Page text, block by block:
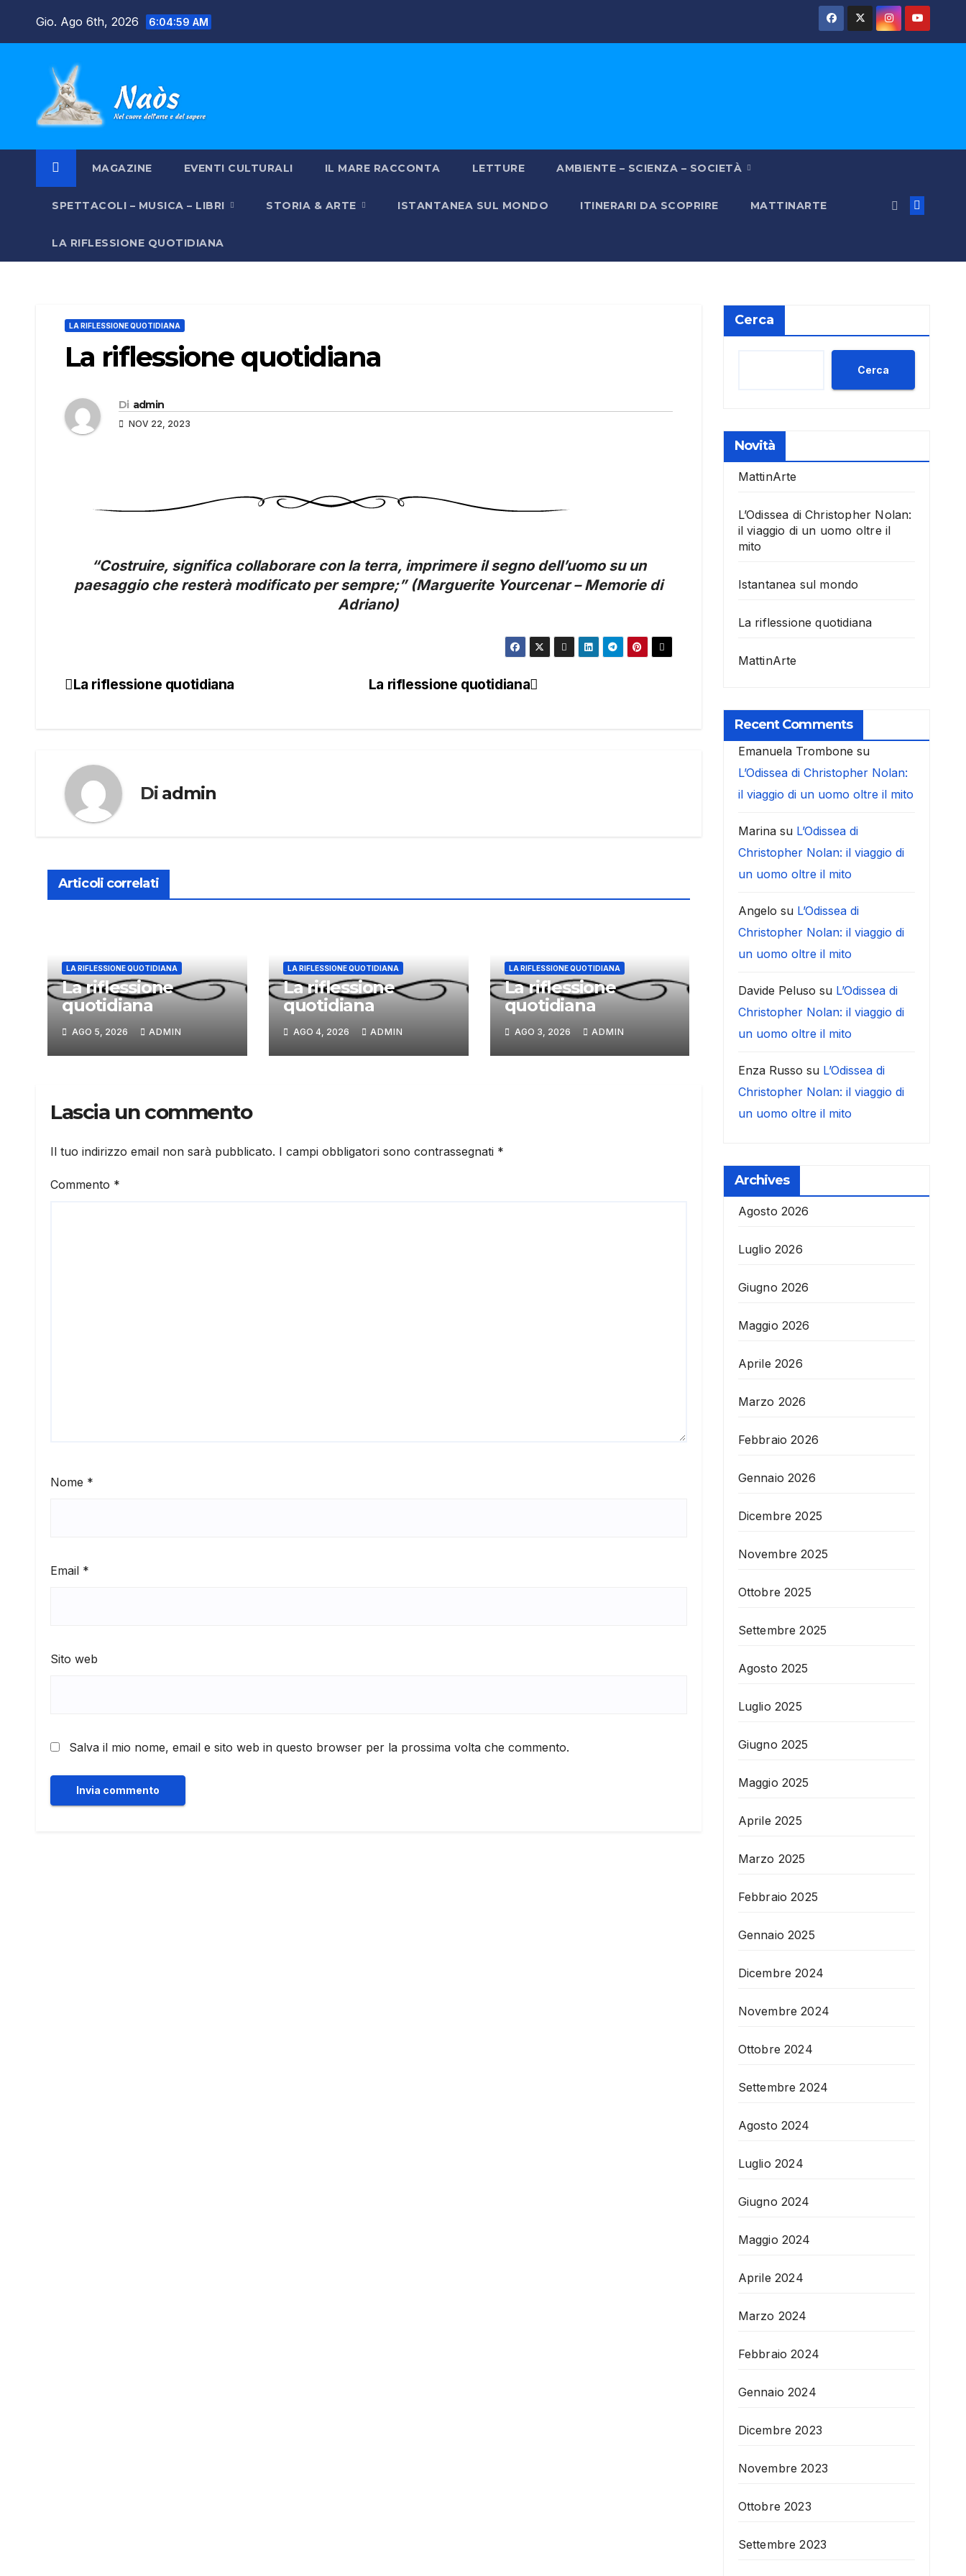
Gio. Ago 6th, 2026 6:05:00 AM
MAGAZINE EVENTI CULTURALI IL MARE RACCONTA LETTURE AMBIENTE – SCIENZA – SOCIETÀ
SPETTACOLI – MUSICA – LIBRI STORIA & ARTE ISTANTANEA SUL MONDO ITINERARI DA SCOPRIRE MATTINARTE
LA RIFLESSIONE QUOTIDIANA
LA RIFLESSIONE QUOTIDIANA
La riflessione quotidiana
Di admin
NOV 22, 2023
“Costruire, significa collaborare con la terra, imprimere il segno dell’uomo su un
paesaggio che resterà modificato per sempre;” (Marguerite Yourcenar – Memorie di
Adriano)
Navigazione
La riflessione quotidiana
La riflessione quotidiana
Di admin
Articoli correlati
LA RIFLESSIONE QUOTIDIANA
La riflessione
quotidiana
AGO 5, 2026 ADMIN
LA RIFLESSIONE QUOTIDIANA
La riflessione
quotidiana
AGO 4, 2026 ADMIN
LA RIFLESSIONE QUOTIDIANA
La riflessione
quotidiana
AGO 3, 2026 ADMIN
Lascia un commento
Il tuo indirizzo email non sarà pubblicato. I campi obbligatori sono contrassegnati *
Commento *
Nome *
Email *
Sito web
Salva il mio nome, email e sito web in questo browser per la prossima volta che commento.
Cerca
Cerca
Novità
MattinArte
L’Odissea di Christopher Nolan:
il viaggio di un uomo oltre il
mito
Istantanea sul mondo
La riflessione quotidiana
MattinArte
Recent Comments
Emanuela Trombone su
L’Odissea di Christopher Nolan:
il viaggio di un uomo oltre il mito
Marinasu L’Odissea di
Christopher Nolan: il viaggio di
un uomo oltre il mito
Angelo su L’Odissea di
Christopher Nolan: il viaggio di
un uomo oltre il mito
Davide Peluso su L’Odissea di
Christopher Nolan: il viaggio di
un uomo oltre il mito
Enza Russo su L’Odissea di
Christopher Nolan: il viaggio di
un uomo oltre il mito
Archives
Agosto 2026
Luglio 2026
Giugno 2026
Maggio 2026
Aprile 2026
Marzo 2026
Febbraio 2026
Gennaio 2026
Dicembre 2025
Novembre 2025
Ottobre 2025
Settembre 2025
Agosto 2025
Luglio 2025
Giugno 2025
Maggio 2025
Aprile 2025
Marzo 2025
Febbraio 2025
Gennaio 2025
Dicembre 2024
Novembre 2024
Ottobre 2024
Settembre 2024
Agosto 2024
Luglio 2024
Giugno 2024
Maggio 2024
Aprile 2024
Marzo 2024
Febbraio 2024
Gennaio 2024
Dicembre 2023
Novembre 2023
Ottobre 2023
Settembre 2023